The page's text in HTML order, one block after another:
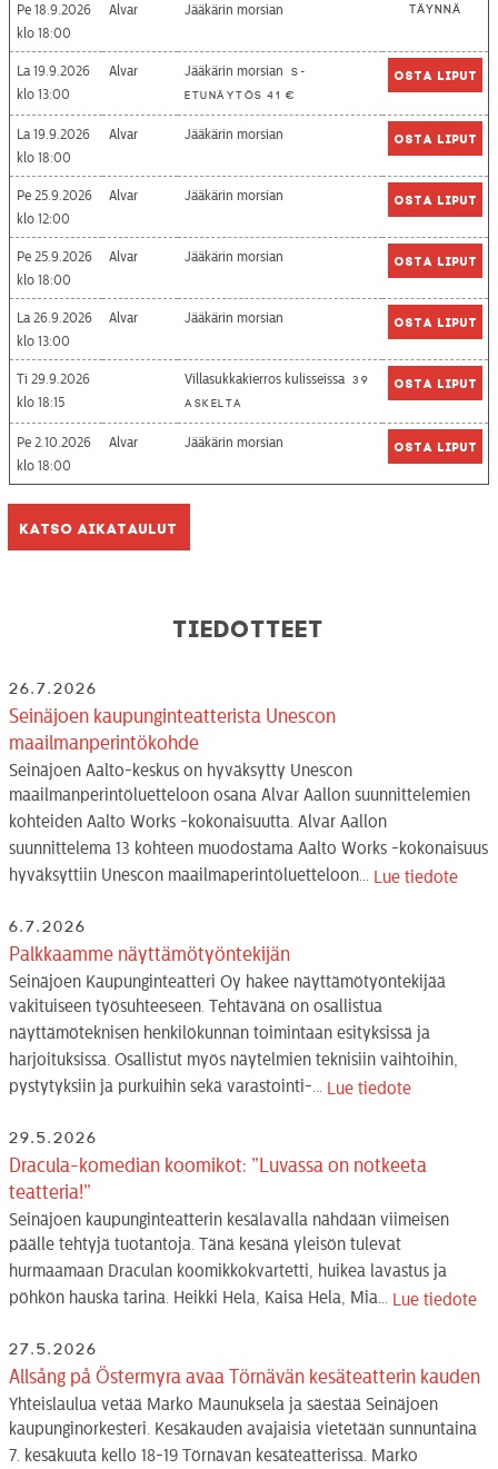
Pe 18.9.2026
18:00
Alvar Jääkärin morsian Täynnä
La 19.9.2026
13:00
Alvar Jääkärin morsian
S-
etunäytös 41 €
Osta liput
La 19.9.2026
18:00
Alvar Jääkärin morsian Osta liput
Pe 25.9.2026
12:00
Alvar Jääkärin morsian Osta liput
Pe 25.9.2026
18:00
Alvar Jääkärin morsian Osta liput
La 26.9.2026
13:00
Alvar Jääkärin morsian Osta liput
Ti 29.9.2026
18:15
Villasukkakierros kulisseissa 39
askelta
Osta liput
Pe 2.10.2026
18:00
Alvar Jääkärin morsian Osta liput
Katso aikataulut
Tiedotteet
26.7.2026
Seinäjoen kaupunginteatterista Unescon
maailmanperintökohde
Seinäjoen Aalto-keskus on hyväksytty Unescon
maailmanperintöluetteloon osana Alvar Aallon suunnittelemien
kohteiden Aalto Works -kokonaisuutta. Alvar Aallon
suunnittelema 13 kohteen muodostama Aalto Works -kokonaisuus
hyväksyttiin Unescon maailmaperintöluetteloon... Lue tiedote
6.7.2026
Palkkaamme näyttämötyöntekijän
Seinäjoen Kaupunginteatteri Oy hakee näyttämötyöntekijää
vakituiseen työsuhteeseen. Tehtävänä on osallistua
näyttämöteknisen henkilökunnan toimintaan esityksissä ja
harjoituksissa. Osallistut myös näytelmien teknisiin vaihtoihin,
pystytyksiin ja purkuihin sekä varastointi-... Lue tiedote
29.5.2026
Dracula-komedian koomikot: ”Luvassa on notkeeta
teatteria!”
Seinäjoen kaupunginteatterin kesälavalla nähdään viimeisen
päälle tehtyjä tuotantoja. Tänä kesänä yleisön tulevat
hurmaamaan Draculan koomikkokvartetti, huikea lavastus ja
pöhkön hauska tarina. Heikki Hela, Kaisa Hela, Mia... Lue tiedote
27.5.2026
Allsång på Östermyra avaa Törnävän kesäteatterin kauden
Yhteislaulua vetää Marko Maunuksela ja säestää Seinäjoen
kaupunginorkesteri. Kesäkauden avajaisia vietetään sunnuntaina
7. kesäkuuta kello 18-19 Törnävän kesäteatterissa. Marko